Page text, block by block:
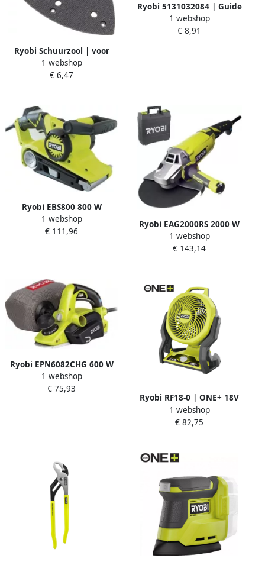
Ryobi Schuurzool | voor
R18PS schuurmachine
5131042538
1 webshop
€ 6,47
Ryobi 5131032084 | Guide
roller 5131032084
1 webshop
€ 8,91
Ryobi EBS800 800 W
bandschuurmachine
5133001148
1 webshop
€ 111,96
Ryobi EAG2000RS 2000 W
230 mm haakse
slijpmachine 5133000550
1 webshop
€ 143,14
Ryobi EPN6082CHG 600 W
schaafmachine 5133000350
1 webshop
€ 75,93
Ryobi RF18-0 | ONE+ 18V
Accu WHISPER™ Ventilator
(excl. accu) 5133005596
1 webshop
€ 82,75